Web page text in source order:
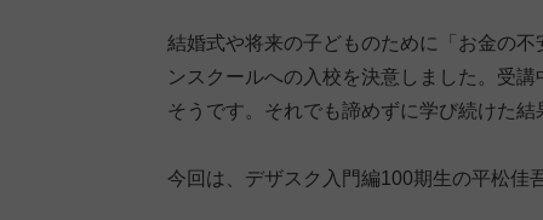
結婚式や将来の子どものために「お金の
ンスクールへの入校を決意しました。受
そうです。それでも諦めずに学び続けた
今回は、デザスク入門編100期生の平松佳